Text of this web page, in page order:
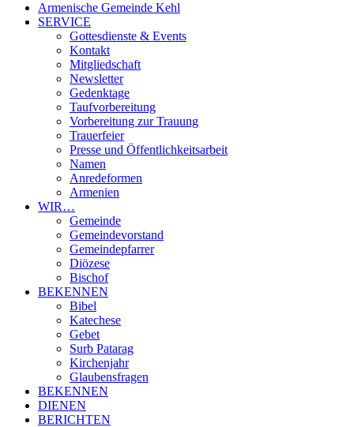
Armenische Gemeinde Kehl
SERVICE
Gottesdienste & Events
Kontakt
Mitgliedschaft
Newsletter
Gedenktage
Taufvorbereitung
Vorbereitung zur Trauung
Trauerfeier
Presse und Öffentlichkeitsarbeit
Namen
Anredeformen
Armenien
WIR…
Gemeinde
Gemeindevorstand
Gemeindepfarrer
Diözese
Bischof
BEKENNEN
Bibel
Katechese
Gebet
Surb Patarag
Kirchenjahr
Glaubensfragen
BEKENNEN
DIENEN
BERICHTEN